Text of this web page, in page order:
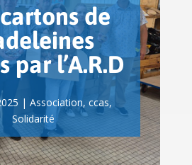
de
par l’A.R.D
| Association, ccas,
Solidarité